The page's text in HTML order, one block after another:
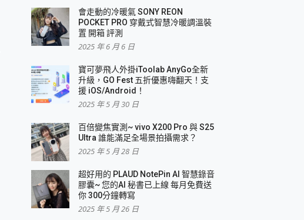
會走動的冷暖氣 SONY REON
POCKET PRO 穿戴式智慧冷暖調溫裝
置 開箱 評測
2025 年 6 月 6 日
寶可夢飛人外掛iToolab AnyGo全新
升級，GO Fest 五折優惠嗨翻天！支
援 iOS/Android！
2025 年 5 月 30 日
百倍變焦實測~ vivo X200 Pro 與 S25
Ultra 誰能滿足全場景拍攝需求？
2025 年 5 月 28 日
超好用的 PLAUD NotePin AI 智慧錄音
膠囊~ 您的AI 秘書已上線 每月免費送
你 300分鐘轉寫
2025 年 5 月 26 日